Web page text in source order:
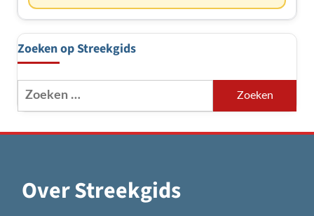
Zoeken op Streekgids
Zoeken
naar:
Over Streekgids